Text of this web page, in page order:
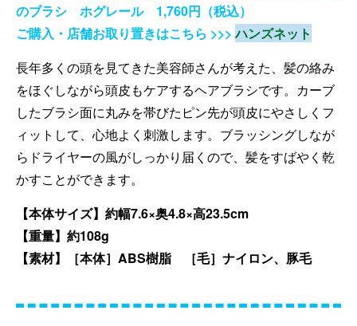
のブラシ ホグレール 1,760円（税込）
ご購入・店舗お取り置きはこちら >>>ハンズネット
長年多くの頭を見てきた美容師さんが考えた、髪の絡み
をほぐしながら頭皮もケアするヘアブラシです。カーブ
したブラシ面に丸みを帯びたピン先が頭皮にやさしくフ
ィットして、心地よく刺激します。ブラッシングしなが
らドライヤーの風がしっかり届くので、髪をすばやく乾
かすことができます。
【本体サイズ】約幅7.6×奥4.8×高23.5cm
【重量】約108g
【素材】［本体］ABS樹脂 ［毛］ナイロン、豚毛